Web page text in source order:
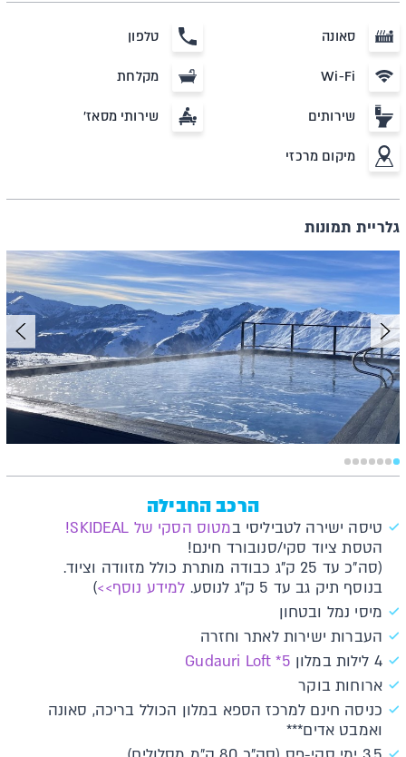
סאונה טלפון
Wi-Fi מקלחת
שירותים שירותי מסאז'
מיקום מרכזי
גלריית תמונות
הרכב החבילה
טיסה ישירה לטביליסי במטוס הסקי של SKIDEAL!
הטסת ציוד סקי/סנובורד חינם!
(סה"כ עד 25 ק"ג כבודה מותרת כולל מזוודה וציוד.
בנוסף תיק גב עד 5 ק"ג לנוסע.
למידע נוסף>>)
מיסי נמל ובטחון
העברות ישירות לאתר וחזרה
4 לילות במלון
Gudauri Loft *5
ארוחות בוקר
כניסה חינם למרכז הספא במלון הכולל בריכה, סאונה
ואמבט אדים***